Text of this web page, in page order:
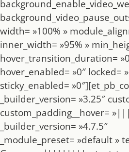
width= »100% »
inner_width= »95% »
hover_transition_duration=
hover_enabled= »0″ locked=
sticky_enabled=
_builder_version= »3.25″
custom_padding__hover=
_builder_version= »4.7.5″
_module_preset= »default »